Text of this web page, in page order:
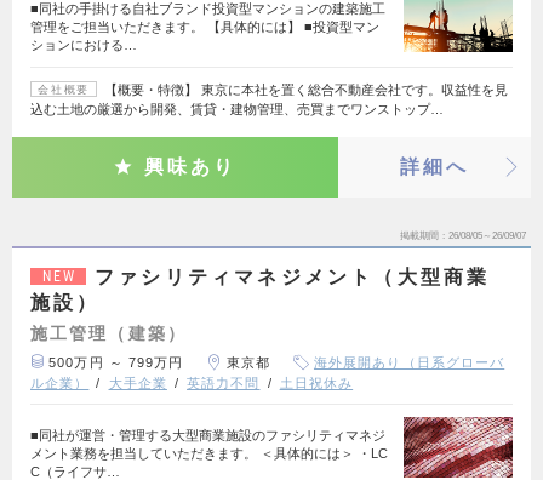
■同社の手掛ける自社ブランド投資型マンションの建築施工
管理をご担当いただきます。 【具体的には】 ■投資型マン
ションにおける…
会社概要
【概要・特徴】 東京に本社を置く総合不動産会社です。収益性を見
込む土地の厳選から開発、賃貸・建物管理、売買までワンストップ…
興味あり 詳細へ
掲載期間 26/08/05～26/09/07
NEW
ファシリティマネジメント（大型商業
施設）
施工管理（建築）
500万円 ～ 799万円 東京都
海外展開あり（日系グローバ
ル企業）
大手企業 英語力不問 土日祝休み
■同社が運営・管理する大型商業施設のファシリティマネジ
メント業務を担当していただきます。 ＜具体的には＞ ・LC
C（ライフサ…